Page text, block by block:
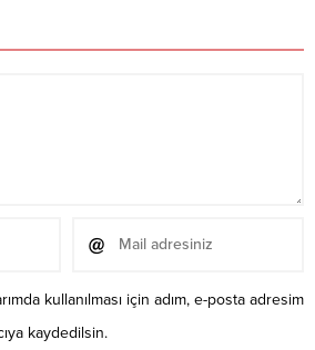
kullanılması için adım, e-posta adresim
kaydedilsin.